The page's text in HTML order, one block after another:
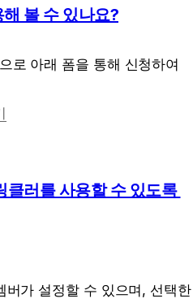
볼 수 있나요?
로 아래 폼을 통해 신청하여
클러를 사용할 수 있도록
버가 설정할 수 있으며, 선택한